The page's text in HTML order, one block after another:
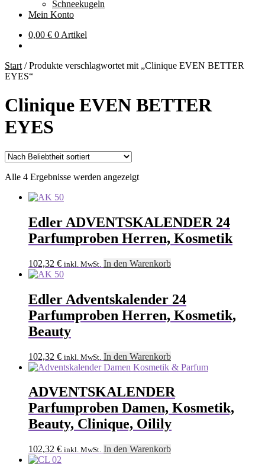
Schneekugeln
Mein Konto
0,00 € 0 Artikel
Start /Produkte verschlagwortet mit „Clinique EVEN BETTER
EYES“
Clinique EVEN BETTER
EYES
Alle 4 Ergebnisse werden angezeigtNach
Edler ADVENTSKALENDER 24
Parfumproben Herren, Kosmetik
102,32 € inkl. MwSt. In den Warenkorb
Edler Adventskalender 24
Parfumproben Herren, Kosmetik,
Beauty
102,32 € inkl. MwSt. In den Warenkorb
ADVENTSKALENDER
Parfumproben Damen, Kosmetik,
Beauty, Clinique, Oilily
102,32 € inkl. MwSt. In den Warenkorb